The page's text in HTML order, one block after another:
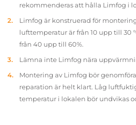
rekommenderas att hålla Limfog i
Limfog är konstruerad för
lufttemperatur är från 10 upp till 30
från 40 upp till 60%.
Lämna inte Limfog nära
Montering av Limfog bör
reparation är helt klart. Låg
temperatur i lokalen bör undvikas